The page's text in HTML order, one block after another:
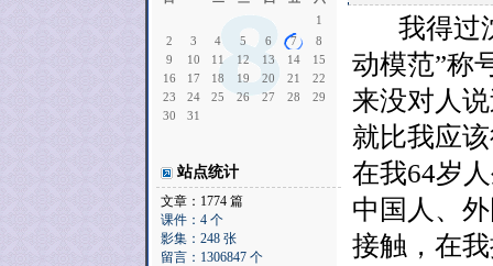
1
2
3 4 5 6 7
8
9
10 11 12 13 14
15
16
17 18 19 20 21
22
23
24 25 26 27 28
29
30
31
站点统计
文章：1774 篇
课件：4 个
影集：248 张
留言：1306847 个
我得过沈
动模范”称
来没对人
就比我应
在我64岁
中国人、
接触，在